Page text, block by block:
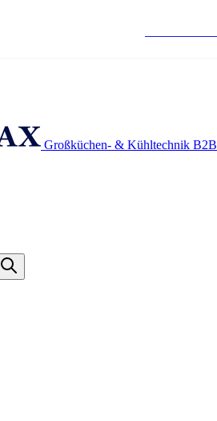
Großküchen- & Kühltechnik B2B